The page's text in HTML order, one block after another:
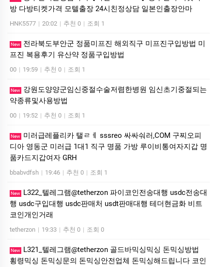
방 다방티켓가격 모텔출장 24시친정상담 일본인출장안마
HNK5577 | 20:02 | 추천 0 | 조회 1
New
전라북도부안군 정품미프진 해외직구 미프진구입방법 미
프진 복용후기 유산약 정품구입방법
00 | 19:59 | 추천 0 | 조회 1
New
강원도양양군임신중절수술저렴한병원 임신초기중절되는
약종류및사용방법
00 | 19:52 | 추천 0 | 조회 1
New
미러급레플리카 탤ㄹㅔ sssreo 싸싸숴러,COM 구찌오피
디아 영동군 미러급 1대1 직구 명품 가방 루이비통여자지갑 명
품카드지갑여자 GRH
bbabvdfsh | 19:46 | 추천 0 | 조회 1
New
L322_텔레그램@tetherzon 파이코인전송대행 usdc전송대
행 usdc구입대행 usdc판매처 usdt판매대행 테더현금화 비트
코인개인거래
tetherzon | 19:33 | 추천 0 | 조회 0
New
L321_텔레그램@tetherzon 골드바믹싱믹싱 돈믹싱방법
횡령믹싱 돈믹싱문의 돈믹싱안전업체 돈믹싱해드립니다 코인